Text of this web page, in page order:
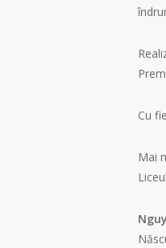
Cu
Mai